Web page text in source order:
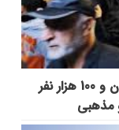
خدمات‌دهي مترو به 4 ميليون و 100 هزار نفر
مذهبي